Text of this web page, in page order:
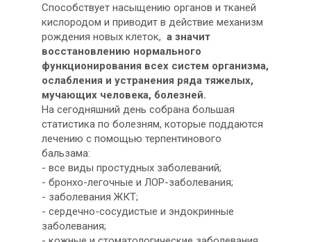
Способствует насыщению органов и тканей
кислородом и приводит в действие механизм
рождения новых клеток, а значит
восстановлению нормального
функционирования всех систем организма,
ослабления и устранения ряда тяжелых,
мучающих человека, болезней.
На сегодняшний день собрана большая
статистика по болезням, которые поддаются
лечению с помощью терпентинового
бальзама:
- все виды простудных заболеваний;
- бронхо-легочные и ЛОР-заболевания;
- заболевания ЖКТ;
- сердечно-сосудистые и эндокринные
заболевания;